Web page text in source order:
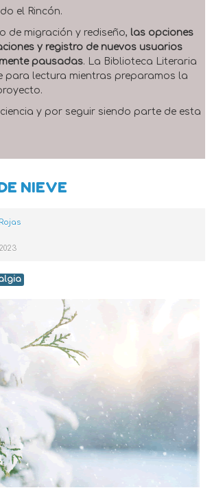
el Rincón.
de migración y rediseño, las opciones
y registro de nuevos usuarios
pausadas. La Biblioteca Literaria
para lectura mientras preparamos la
y por seguir siendo parte de esta
NIEVE